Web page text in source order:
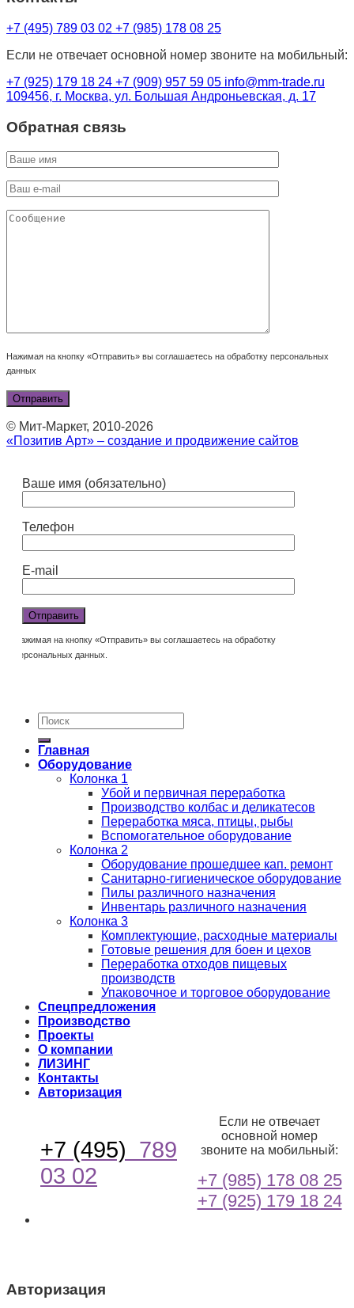
+7 (495) 789 03 02 +7 (985) 178 08 25
Если не отвечает основной номер звоните на мобильный:
+7 (925) 179 18 24 +7 (909) 957 59 05 info@mm-trade.ru
109456, г. Москва, ул. Большая Андроньевская, д. 17
Обратная связь
Нажимая на кнопку «Отправить» вы соглашаетесь на обработку персональных
данных
© Мит-Маркет, 2010-2026
«Позитив Арт» – создание и продвижение сайтов
Ваше имя (обязательно)
Телефон
E-mail
Нажимая на кнопку «Отправить» вы соглашаетесь на обработку
персональных данных.
Главная
Оборудование
Колонка 1
Убой и первичная переработка
Производство колбас и деликатесов
Переработка мяса, птицы, рыбы
Вспомогательное оборудование
Колонка 2
Оборудование прошедшее кап. ремонт
Санитарно-гигиеническое оборудование
Пилы различного назначения
Инвентарь различного назначения
Колонка 3
Комплектующие, расходные материалы
Готовые решения для боен и цехов
Переработка отходов пищевых
производств
Упаковочное и торговое оборудование
Спецпредложения
Производство
Проекты
О компании
ЛИЗИНГ
Контакты
Авторизация
+7 (495) 789
03 02
Если не отвечает
основной номер
звоните на мобильный:
+7 (985) 178 08 25
+7 (925) 179 18 24
Авторизация